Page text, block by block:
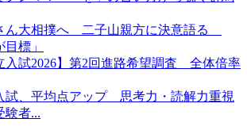
ん大相撲へ 二子山親方に決意語る
目標」
入試2026】第2回進路希望調査 全体倍率
試、平均点アップ 思考力・読解力重視
者...